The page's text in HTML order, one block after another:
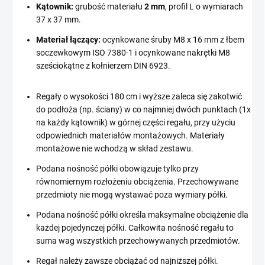
Kątownik: grubość materiału 2 mm, profil L o wymiarach
37 x 37 mm.
Materiał łączący: ocynkowane śruby M8 x 16 mm z łbem
soczewkowym ISO 7380-1 i ocynkowane nakrętki M8
sześciokątne z kołnierzem DIN 6923.
Regały o wysokości 180 cm i wyższe zaleca się zakotwić
do podłoża (np. ściany) w co najmniej dwóch punktach (1x
na każdy kątownik) w górnej części regału, przy użyciu
odpowiednich materiałów montażowych. Materiały
montażowe nie wchodzą w skład zestawu.
Podana nośność półki obowiązuje tylko przy
równomiernym rozłożeniu obciążenia. Przechowywane
przedmioty nie mogą wystawać poza wymiary półki.
Podana nośność półki określa maksymalne obciążenie dla
każdej pojedynczej półki. Całkowita nośność regału to
suma wag wszystkich przechowywanych przedmiotów.
Regał należy zawsze obciążać od najniższej półki.